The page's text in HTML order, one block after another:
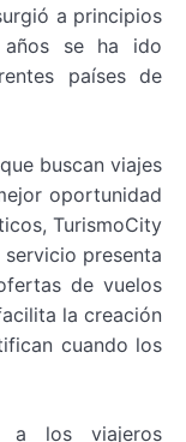
a principios
se ha ido
países de
buscan viajes
oportunidad
TurismoCity
presenta
de vuelos
la creación
cuando los
a los viajeros